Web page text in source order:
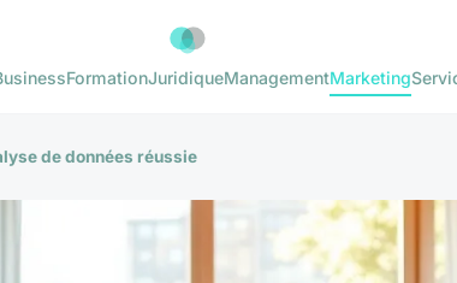
FormationJuridiqueManagementMarketing
de données réussie